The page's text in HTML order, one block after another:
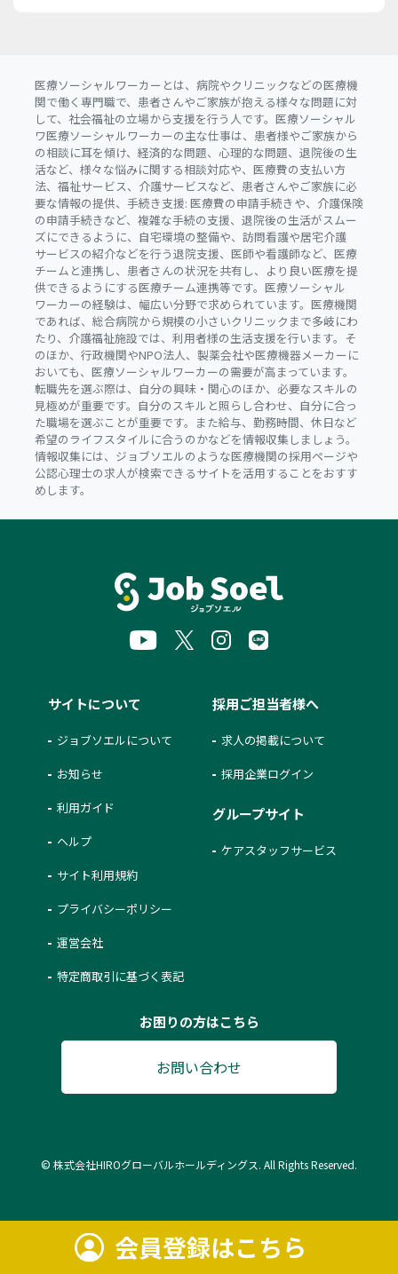
医療ソーシャルワーカーとは、病院やクリニックなどの医療機
関で働く専門職で、患者さんやご家族が抱える様々な問題に対
して、社会福祉の立場から支援を行う人です。医療ソーシャル
ワ医療ソーシャルワーカーの主な仕事は、患者様やご家族から
の相談に耳を傾け、経済的な問題、心理的な問題、退院後の生
活など、様々な悩みに関する相談対応や、医療費の支払い方
法、福祉サービス、介護サービスなど、患者さんやご家族に必
要な情報の提供、手続き支援: 医療費の申請手続きや、介護保険
の申請手続きなど、複雑な手続の支援、退院後の生活がスムー
ズにできるように、自宅環境の整備や、訪問看護や居宅介護
サービスの紹介などを行う退院支援、医師や看護師など、医療
チームと連携し、患者さんの状況を共有し、より良い医療を提
供できるようにする医療チーム連携等です。医療ソーシャル
ワーカーの経験は、幅広い分野で求められています。医療機関
であれば、総合病院から規模の小さいクリニックまで多岐にわ
たり、介護福祉施設では、利用者様の生活支援を行います。そ
のほか、行政機関やNPO法人、製薬会社や医療機器メーカーに
おいても、医療ソーシャルワーカーの需要が高まっています。
転職先を選ぶ際は、自分の興味・関心のほか、必要なスキルの
見極めが重要です。自分のスキルと照らし合わせ、自分に合っ
た職場を選ぶことが重要です。また給与、勤務時間、休日など
希望のライフスタイルに合うのかなどを情報収集しましょう。
情報収集には、ジョブソエルのような医療機関の採用ページや
公認心理士の求人が検索できるサイトを活用することをおすす
めします。
会員登録はこちら
サイトについて
ジョブソエルについて
お知らせ
利用ガイド
ヘルプ
サイト利用規約
プライバシーポリシー
運営会社
特定商取引に基づく表記
採用ご担当者様へ
求人の掲載について
採用企業ログイン
グループサイト
ケアスタッフサービス
お困りの方はこちら
お問い合わせ
© 株式会社HIROグローバルホールディングス. All Rights Reserved.